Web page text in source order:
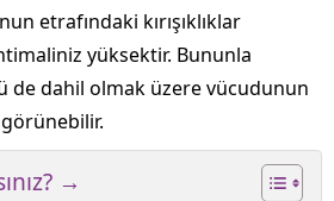
etrafındaki kırışıklıklar
yüksektir. Bununla
de dahil olmak üzere vücudunun
→